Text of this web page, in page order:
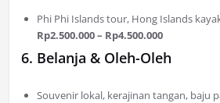
Phi Phi Islands tour, Hong Islands
Rp2.500.000 – Rp4.500.000
6. Belanja & Oleh-Oleh
Souvenir lokal, kerajinan tangan, baju